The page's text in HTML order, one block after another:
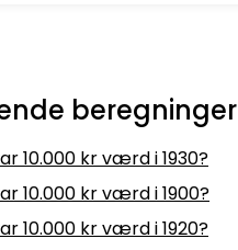
beregninger
10.000 kr værd i 1930?
10.000 kr værd i 1900?
10.000 kr værd i 1920?